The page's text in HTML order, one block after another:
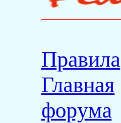
Правила
Главная
форума